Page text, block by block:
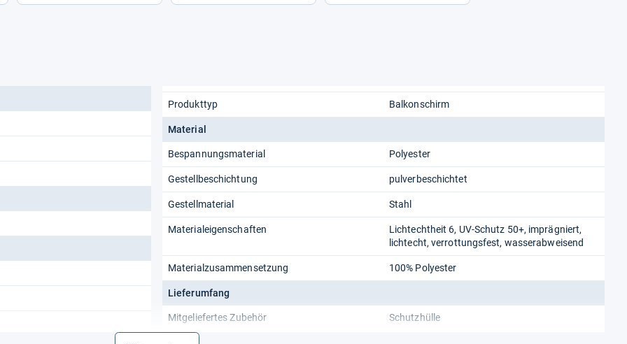
Produkttyp Balkonschirm
Material
Bespannungsmaterial Polyester
Gestellbeschichtung pulverbeschichtet
Gestellmaterial Stahl
Materialeigenschaften
Lichtechtheit 6, UV-Schutz 50+, imprägniert,
lichtecht, verrottungsfest, wasserabweisend
Materialzusammensetzung 100% Polyester
Lieferumfang
Mitgeliefertes Zubehör Schutzhülle